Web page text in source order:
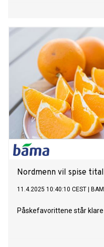
Nordmenn vil spise
11.4.2025 10:40:10 CEST
Påskefavorittene står